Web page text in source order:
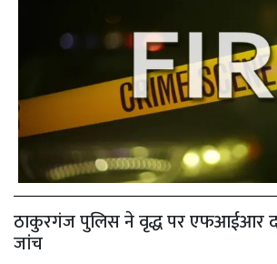
ठाकुरगंज पुलिस ने वृद्ध पर एफआईआर
जांच